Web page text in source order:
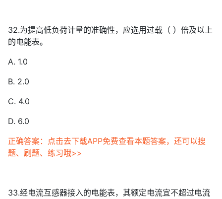
32.为提高低负荷计量的准确性，应选用过载（ ）倍及以上
的电能表。
A. 1.0
B. 2.0
C. 4.0
D. 6.0
正确答案：点击去下载APP免费查看本题答案，还可以搜
题、刷题、练习哦>>
33.经电流互感器接入的电能表，其额定电流宜不超过电流